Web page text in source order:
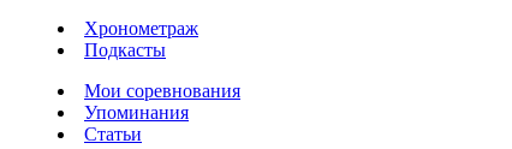
Хронометраж
Подкасты
Мои соревнования
Упоминания
Статьи